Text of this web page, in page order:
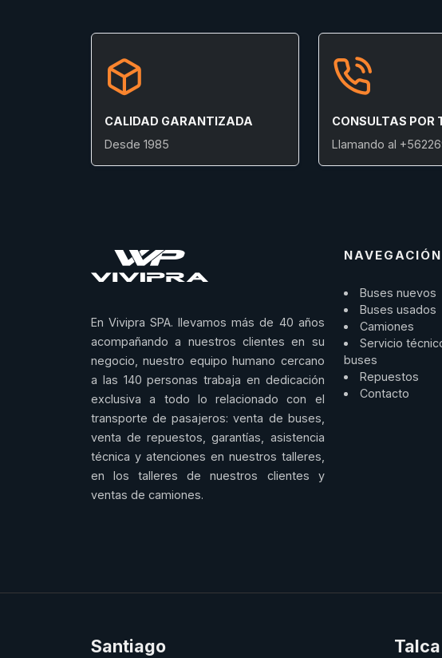
CALIDAD GARANTIZADA
Desde 1985
CONSULTAS POR
Llamando al
En Vivipra SPA. llevamos más de 40 años
acompañando a nuestros clientes en su
negocio, nuestro equipo humano cercano
a las 140 personas trabaja en dedicación
exclusiva a todo lo relacionado con el
transporte de pasajeros: venta de buses,
venta de repuestos, garantías, asistencia
técnica y atenciones en nuestros talleres,
en los talleres de nuestros clientes y
ventas de camiones.
NAVEGACIÓN
Buses nuevos
Buses usados
Camiones
Servicio
buses
Repuestos
Contacto
Santiago Talca